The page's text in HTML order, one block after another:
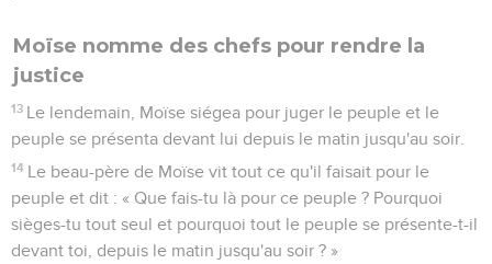
Moïse nomme des chefs pour rendre la
justice
13 Le lendemain, Moïse siégea pour juger le peuple et le
peuple se présenta devant lui depuis le matin jusqu'au soir.
14 Le beau-père de Moïse vit tout ce qu'il faisait pour le
peuple et dit : « Que fais-tu là pour ce peuple ? Pourquoi
sièges-tu tout seul et pourquoi tout le peuple se présente-t-il
devant toi, depuis le matin jusqu'au soir ? »